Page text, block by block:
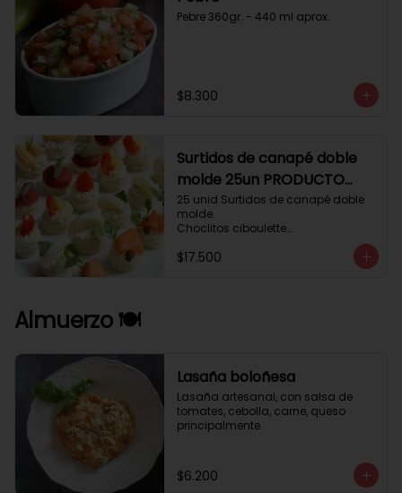
Pebre 360gr. - 440 ml aprox.
$8.300
Surtidos de canapé doble
molde 25un PRODUCTO
DELICADO .
25 unid Surtidos de canapé doble
molde.
Choclitos ciboulette
Tomate aji verde.
$17.500
Almuerzo 🍽️
Lasaña boloñesa
Lasaña artesanal, con salsa de
tomates, cebolla, carne, queso
principalmente.
$6.200